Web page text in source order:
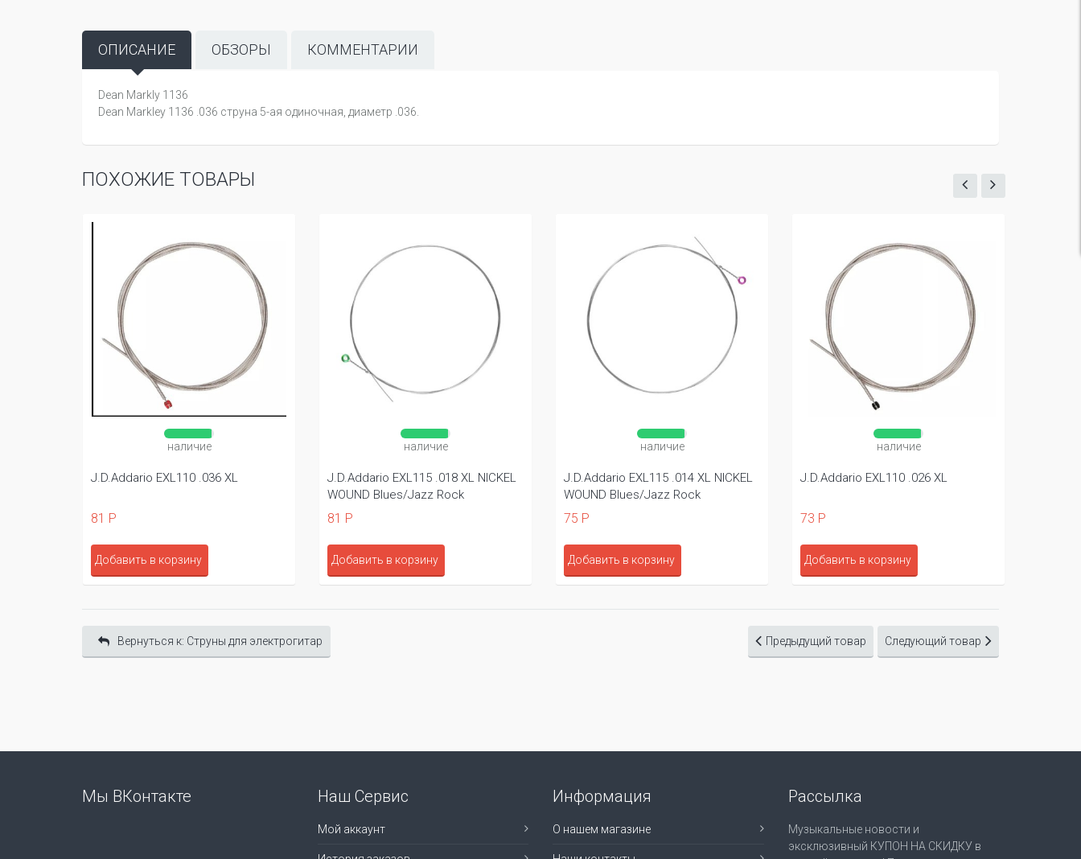
ОПИСАНИЕ ОБЗОРЫ КОММЕНТАРИИ
Dean Markly 1136
Dean Markley 1136 .036 струна 5-ая одиночная, диаметр .036.
ПОХОЖИЕ ТОВАРЫ
наличие
J.D.Addario EXL110 .036 XL
81 Р
Добавить в корзину
наличие
J.D.Addario EXL115 .018 XL NICKEL
WOUND Blues/Jazz Rock
81 Р
Добавить в корзину
наличие
J.D.Addario EXL115 .014 XL NICKEL
WOUND Blues/Jazz Rock
75 Р
Добавить в корзину
наличие
J.D.Addario EXL110 .026 XL
73 Р
Добавить в корзину
Вернуться к: Cтруны для электрогитар Предыдущий товар Следующий товар
Мы ВКонтакте Наш Сервис
Мой аккаунт
Информация
О нашем магазине
Рассылка
Музыкальные новости и
эксклюзивный КУПОН НА СКИДКУ в